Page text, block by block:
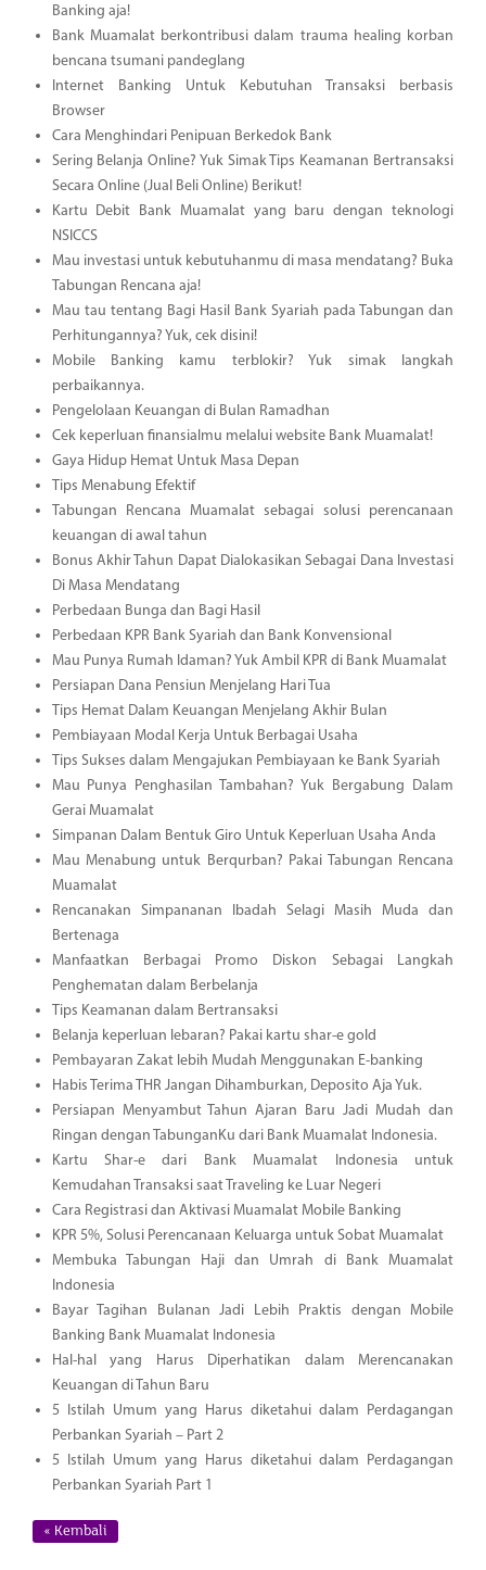
Banking aja!
Bank Muamalat berkontribusi dalam trauma healing korban
bencana tsumani pandeglang
Internet Banking Untuk Kebutuhan Transaksi berbasis
Browser
Cara Menghindari Penipuan Berkedok Bank
Sering Belanja Online? Yuk Simak Tips Keamanan Bertransaksi
Secara Online (Jual Beli Online) Berikut!
Kartu Debit Bank Muamalat yang baru dengan teknologi
NSICCS
Mau investasi untuk kebutuhanmu di masa mendatang? Buka
Tabungan Rencana aja!
Mau tau tentang Bagi Hasil Bank Syariah pada Tabungan dan
Perhitungannya? Yuk, cek disini!
Mobile Banking kamu terblokir? Yuk simak langkah
perbaikannya.
Pengelolaan Keuangan di Bulan Ramadhan
Cek keperluan finansialmu melalui website Bank Muamalat!
Gaya Hidup Hemat Untuk Masa Depan
Tips Menabung Efektif
Tabungan Rencana Muamalat sebagai solusi perencanaan
keuangan di awal tahun
Bonus Akhir Tahun Dapat Dialokasikan Sebagai Dana Investasi
Di Masa Mendatang
Perbedaan Bunga dan Bagi Hasil
Perbedaan KPR Bank Syariah dan Bank Konvensional
Mau Punya Rumah Idaman? Yuk Ambil KPR di Bank Muamalat
Persiapan Dana Pensiun Menjelang Hari Tua
Tips Hemat Dalam Keuangan Menjelang Akhir Bulan
Pembiayaan Modal Kerja Untuk Berbagai Usaha
Tips Sukses dalam Mengajukan Pembiayaan ke Bank Syariah
Mau Punya Penghasilan Tambahan? Yuk Bergabung Dalam
Gerai Muamalat
Simpanan Dalam Bentuk Giro Untuk Keperluan Usaha Anda
Mau Menabung untuk Berqurban? Pakai Tabungan Rencana
Muamalat
Rencanakan Simpananan Ibadah Selagi Masih Muda dan
Bertenaga
Manfaatkan Berbagai Promo Diskon Sebagai Langkah
Penghematan dalam Berbelanja
Tips Keamanan dalam Bertransaksi
Belanja keperluan lebaran? Pakai kartu shar-e gold
Pembayaran Zakat lebih Mudah Menggunakan E-banking
Habis Terima THR Jangan Dihamburkan, Deposito Aja Yuk.
Persiapan Menyambut Tahun Ajaran Baru Jadi Mudah dan
Ringan dengan TabunganKu dari Bank Muamalat Indonesia.
Kartu Shar-e dari Bank Muamalat Indonesia untuk
Kemudahan Transaksi saat Traveling ke Luar Negeri
Cara Registrasi dan Aktivasi Muamalat Mobile Banking
KPR 5%, Solusi Perencanaan Keluarga untuk Sobat Muamalat
Membuka Tabungan Haji dan Umrah di Bank Muamalat
Indonesia
Bayar Tagihan Bulanan Jadi Lebih Praktis dengan Mobile
Banking Bank Muamalat Indonesia
Hal-hal yang Harus Diperhatikan dalam Merencanakan
Keuangan di Tahun Baru
5 Istilah Umum yang Harus diketahui dalam Perdagangan
Perbankan Syariah – Part 2
5 Istilah Umum yang Harus diketahui dalam Perdagangan
Perbankan Syariah Part 1
« Kembali